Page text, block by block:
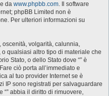
da www.phpbb.com. Il software
phpBB Limited non è
Per ulteriori informazioni su
oscenità, volgarità, calunnia,
qualsiasi altro tipo di materiale che
Stato, o dello Stato dove “” è
ciò porta all’immediato e
al tuo provider Internet se è
IP sono registrati per salvaguardare
“” abbia il diritto di rimuovere,